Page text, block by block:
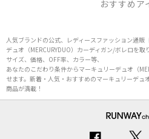
おすすめア
人気ブランドの公式、レディースファッション通販
デュオ（MERCURYDUO）カーディガン/ボレロを取
サイズ、価格、OFF率、カラー等、
あなたのこだわり条件からマーキュリーデュオ（
せます。新着・人気・おすすめのマーキュリーデュ
商品が満載！